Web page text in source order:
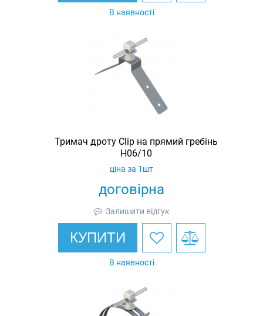
В наявності
Тримач дроту Clip на прямий гребінь
H06/10
договірна
ціна за 1шт
Залишити відгук
КУПИТИ
В наявності